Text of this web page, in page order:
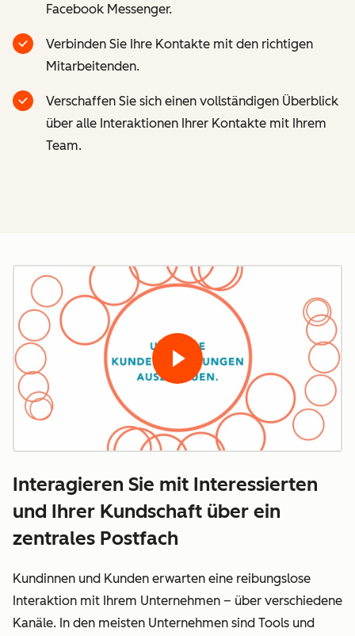
Facebook Messenger.
Verbinden Sie Ihre Kontakte mit den richtigen
Mitarbeitenden.
Verschaffen Sie sich einen vollständigen Überblick
über alle Interaktionen Ihrer Kontakte mit Ihrem
Team.
Interagieren Sie mit Interessierten
und Ihrer Kundschaft über ein
zentrales Postfach
Kundinnen und Kunden erwarten eine reibungslose
Interaktion mit Ihrem Unternehmen – über verschiedene
Kanäle. In den meisten Unternehmen sind Tools und